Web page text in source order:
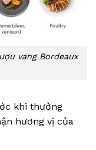
vang Bordeaux
khi thưởng
hương vị của